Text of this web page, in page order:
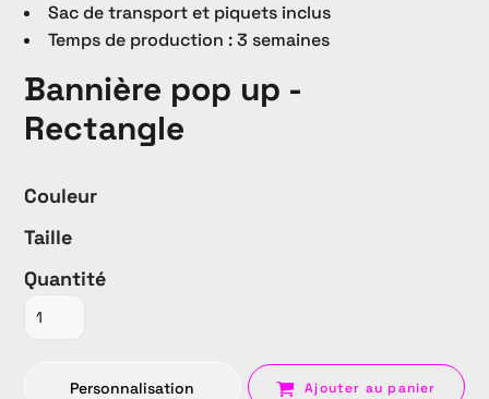
Sac de transport et piquets inclus
Temps de production : 3 semaines
Bannière pop up -
Rectangle
Couleur
Taille
Quantité
Personnalisation Ajouter au panier